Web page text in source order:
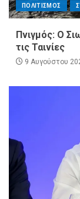
ΠΟΛΙΤΙΣΜΟΣ
Πνιγμός: Ο
τις Ταινίες
9 Αυγούστου